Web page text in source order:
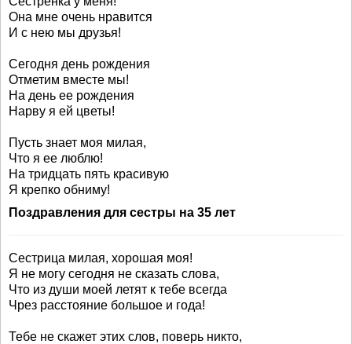
Она мне очень нравится
И с нею мы друзья!
Сегодня день рождения
Отметим вместе мы!
На день ее рождения
Нарву я ей цветы!
Пусть знает моя милая,
Что я ее люблю!
На тридцать пять красивую
Я крепко обниму!
Поздравления для сестры на 35 лет
Сестрица милая, хорошая моя!
Я не могу сегодня не сказать слова,
Что из души моей летят к тебе всегда
Чрез расстояние большое и года!
Тебе не скажет этих слов, поверь никто,